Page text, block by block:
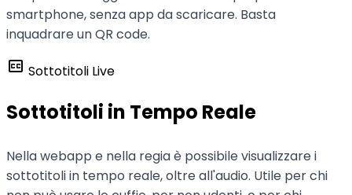
smartphone, senza app da scaricare. Basta
inquadrare un QR code.
closed_caption Sottotitoli Live
Sottotitoli in Tempo Reale
Nella webapp e nella regia è possibile visualizzare i
sottotitoli in tempo reale, oltre all'audio. Utile per chi